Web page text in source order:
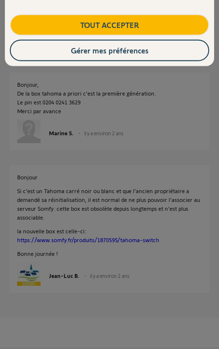
Jean-Luc B. il y a environ 2 ans
Bonjour,
De la box tahoma a priori c'est la première génération.
Le pin est 0204 0241 3629
Merci par avance
Marine S. il y a environ 2 ans
Bonjour
Si c'est un Tahoma carré noir ou blanc et que l'ancien propriétaire a
demandé sa réinitialisation, il est normal de ne plus pouvoir l'associer au
serveur Somfy: cette box est obsolète depuis longtemps et n'est plus
associable.
la nouvelle box est celle-ci:
https://www.somfy.fr/produits/1870595/tahoma-switch
Bonne journée !
Jean-Luc B. il y a environ 2 ans
TOUT ACCEPTER
Gérer mes préférences